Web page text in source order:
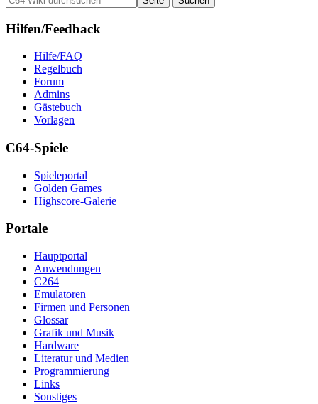
Hilfen/Feedback
Hilfe/FAQ
Regelbuch
Forum
Admins
Gästebuch
Vorlagen
C64-Spiele
Spieleportal
Golden Games
Highscore-Galerie
Portale
Hauptportal
Anwendungen
C264
Emulatoren
Firmen und Personen
Glossar
Grafik und Musik
Hardware
Literatur und Medien
Programmierung
Links
Sonstiges